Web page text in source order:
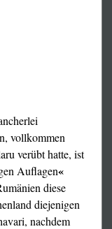
die
nicht
Komplexität
einer Person
Zola) in all
die Schilderung
die
der letzte
auf die
wohl von
gleichviel:
Betrachter
vollkommen
verübt hatte, ist
Auflagen«
diese
diejenigen
nachdem